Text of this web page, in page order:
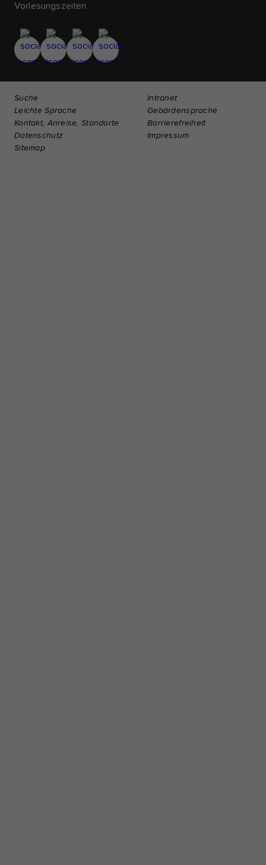
Vorlesungszeiten
Suche
Intranet
Leichte Sprache
Gebärdensprache
Kontakt, Anreise, Standorte
Barrierefreiheit
Datenschutz
Impressum
Sitemap